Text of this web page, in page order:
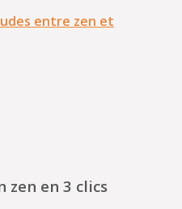
entre zen et
en 3 clics